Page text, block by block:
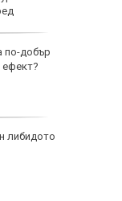
по-добър
ефект?
либидото